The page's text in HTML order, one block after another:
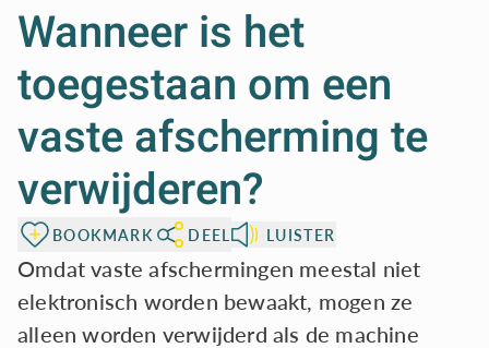
Wanneer is het
toegestaan om een
vaste afscherming te
verwijderen?
BOOKMARK DEEL LUISTER
Omdat vaste afschermingen meestal niet
elektronisch worden bewaakt, mogen ze
alleen worden verwijderd als de machine